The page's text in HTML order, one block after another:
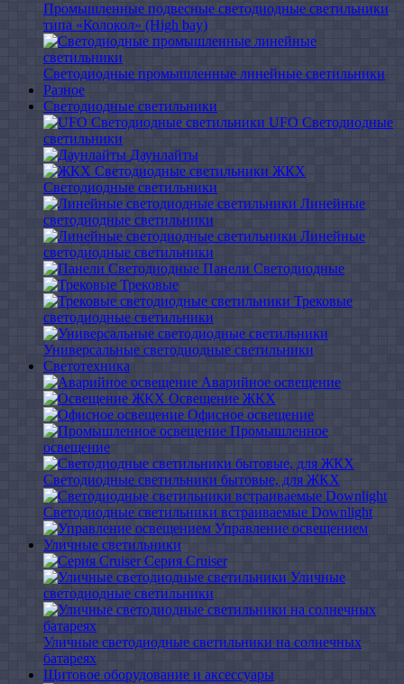
Промышленные подвесные cветодиодные светильники
типа «Колокол» (High bay)
Светодиодные промышленные линейные светильники
Разное
Светодиодные светильники
UFO Светодиодные
светильники
Даунлайты
ЖКХ
Светодиодные светильники
Линейные
светодиодные светильники
Линейные
светодиодные светильники
Панели Светодиодные
Трековые
Трековые
светодиодные светильники
Универсальные светодиодные светильники
Светотехника
Аварийное освещение
Освещение ЖКХ
Офисное освещение
Промышленное
освещение
Светодиодные светильники бытовые, для ЖКХ
Светодиодные светильники встраиваемые Downlight
Управление освещением
Уличные светильники
Серия Cruiser
Уличные
светодиодные светильники
Уличные светодиодные светильники на солнечных
батареях
Щитовое оборудование и аксессуары